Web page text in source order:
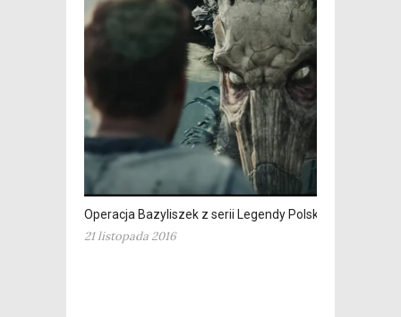
Operacja Bazyliszek z serii Legendy Polskie
21 listopada 2016